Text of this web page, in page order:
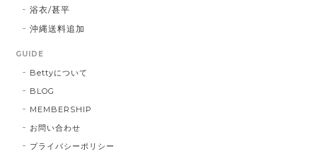
浴衣/甚平
沖縄送料追加
GUIDE
Bettyについて
BLOG
MEMBERSHIP
お問い合わせ
プライバシーポリシー